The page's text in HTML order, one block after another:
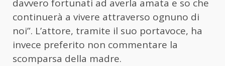
davvero fortunati ad averla amata e so che
continuerà a vivere attraverso ognuno di
noi”. L’attore, tramite il suo portavoce, ha
invece preferito non commentare la
scomparsa della madre.